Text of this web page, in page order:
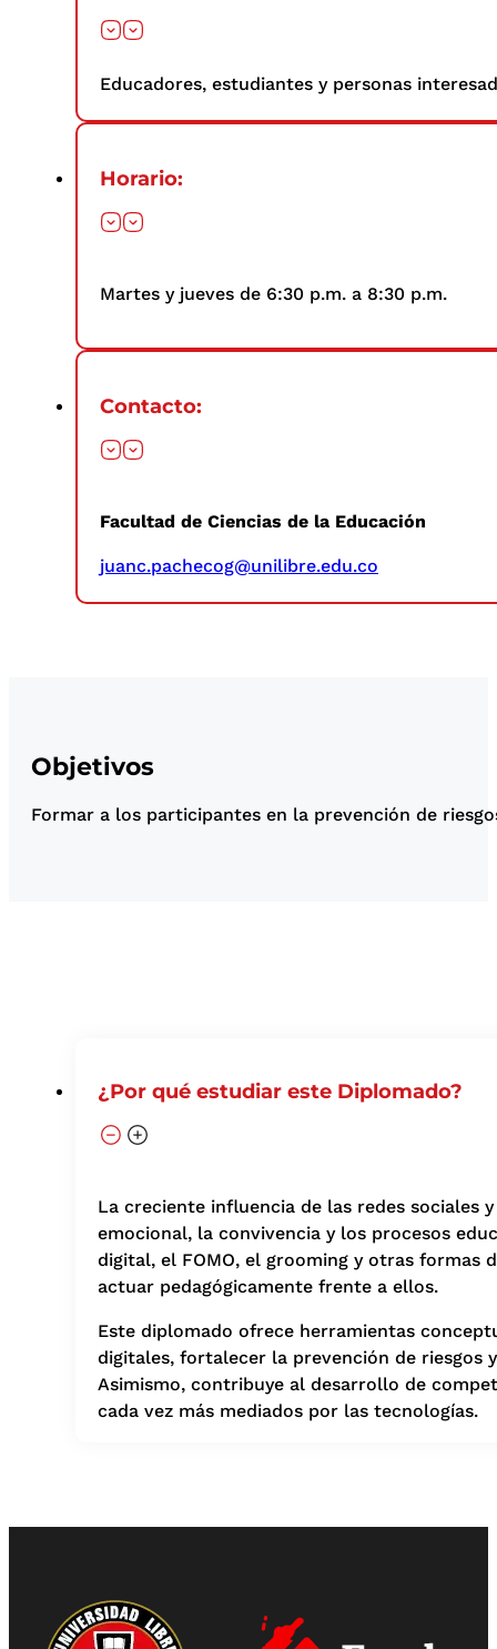
Educadores, estudiantes y personas
Horario:
Martes y jueves de 6:30 p.m. a 8:30 p.m.
Contacto:
Facultad de Ciencias de la Educación
juanc.pachecog@unilibre.edu.co
Objetivos
Formar a los participantes en la prevención de
¿Por qué estudiar este Diplomado?
La creciente influencia de las redes sociales
emocional, la convivencia y los procesos
digital, el FOMO, el grooming y otras formas
actuar pedagógicamente frente a ellos.
Este diplomado ofrece herramientas
digitales, fortalecer la prevención de riesgos
Asimismo, contribuye al desarrollo de
cada vez más mediados por las tecnologías.